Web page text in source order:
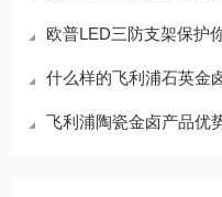
欧普LED三防支架保护
什么样的飞利浦石英金
飞利浦陶瓷金卤产品优